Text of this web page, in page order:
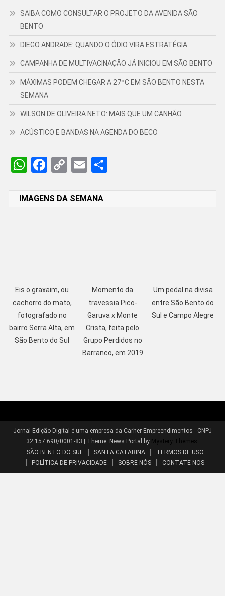
SAIBA COMO CONSULTAR O PROJETO DA AVENIDA SÃO
BENTO
DIEGO ANDRADE: QUANDO O ÓDIO VIRA ESTRATÉGIA
CAMPANHA DE MULTIVACINAÇÃO JÁ INICIOU EM SÃO BENTO
MÁXIMAS PODEM CHEGAR A 27ºC EM SÃO BENTO NESTA
SEMANA
WILSON DE OLIVEIRA NETO: MAIS QUE UM CANHÃO
ACÚSTICO E BANDAS NA AGENDA DO BECO
WhatsApp
Facebook
CopyEmailShare
IMAGENS DA SEMANA
Eis o graxaim, ou
cachorro do mato,
fotografado no
bairro Serra Alta, em
São Bento do Sul
Momento da
travessia Pico-
Garuva x Monte
Crista, feita pelo
Grupo Perdidos no
Barranco, em 2019
Um pedal na divisa
entre São Bento do
Sul e Campo Alegre
Jornal Edição Digital é uma empresa da Carher Empreendimentos - CNPJ
32.157.690/0001-83
Theme: News Portal by Mystery Themes .
SÃO BENTO DO SUL
SANTA CATARINA
TERMOS DE USO
POLÍTICA DE PRIVACIDADE
SOBRE NÓS CONTATE-NOS